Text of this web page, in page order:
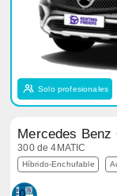
Solo profesionales
Mercedes Benz
300 de 4MATIC
Híbrido-Enchufable